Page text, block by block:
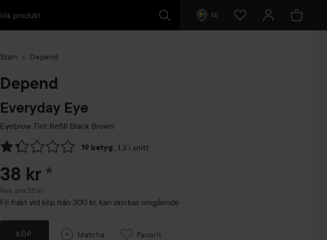
SE
Start Depend
Depend
Everyday Eye
Eyebrow Tint Refill Black Brown
19 betyg , 1.3 i snitt
Hoppa till Betyg & kommentarer
38 kr *
Rek. pris 55 kr
Rekommenderat pris 55 kr
Fri frakt vid köp från 300 kr, kan skickas omgående
KÖP Matcha Favorit